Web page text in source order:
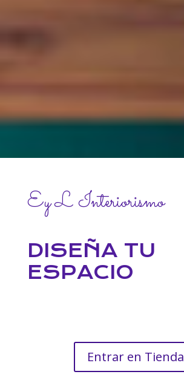
Ey L Interiorismo
DISEÑA TU
ESPACIO
Entrar en Tienda